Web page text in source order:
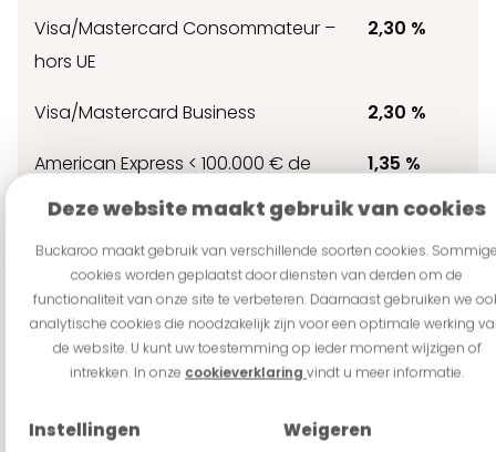
Deze website maakt gebruik van cookies
Buckaroo maakt gebruik van verschillende soorten cookies.
cookies worden geplaatst door diensten van derden om de
functionaliteit van onze site te verbeteren. Daarnaast gebruiken we
analytische cookies die noodzakelijk zijn voor een optimale werking
de website. U kunt uw toestemming op ieder moment wijzigen of
intrekken. In onze cookieverklaring vindt u meer informatie.
Instellingen Weigeren
Visa/Mastercard Consommateur –
hors UE
2,30 %
Visa/Mastercard Business
2,30 %
American Express < 100.000 € de
chiffre d'affaires
1,35 %
American Express > 100.000 € de
chiffre d'affaires
2,30 %
Autre Prix p. mois
PCI Compliance Fee